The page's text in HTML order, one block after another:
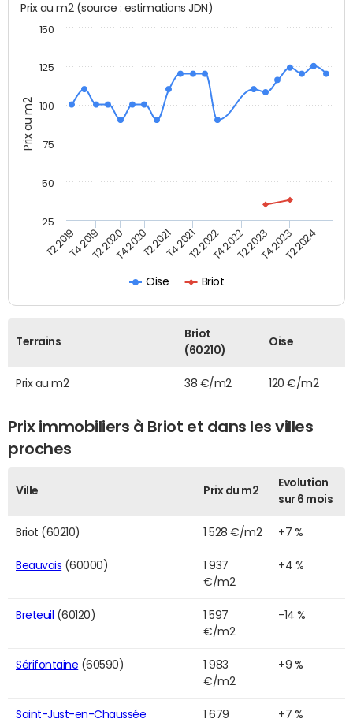
Prix au m2
Prix au m2 (source : estimations JDN)
Oise Briot
T2 2019T4 2019T2 2020T4 2020T2 2021T4 2021T2 2022T4 2022T2 2023T4 2023T2 2024
25
50
75
100
125
150
Terrains
Briot
(60210)
Oise
Prix au m2 38 €/m2 120 €/m2
Prix immobiliers à Briot et dans les villes
proches
Ville Prix du m2
Evolution
sur 6 mois
Briot (60210) 1 528 €/m2 +7 %
Beauvais (60000)
1 937
€/m2
+4 %
Breteuil (60120)
1 597
€/m2
-14 %
Sérifontaine (60590)
1 983
€/m2
+9 %
Saint-Just-en-Chaussée 1 679 +7 %